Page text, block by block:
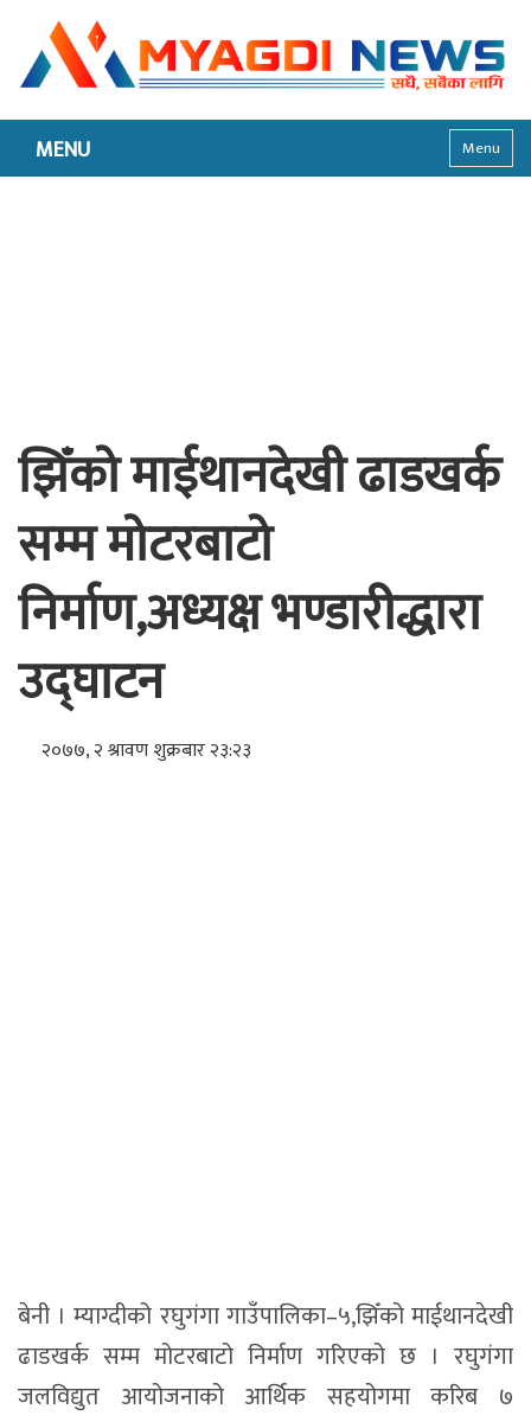
MENU Menu
झिँको माईथानदेखी ढाडखर्क
सम्म मोटरबाटो
निर्माण,अध्यक्ष भण्डारीद्धारा
उद्घाटन
२०७७, २ श्रावण शुक्रबार २३:२३
बेनी । म्याग्दीको रघुगंगा गाउँपालिका–५,झिँको माईथानदेखी
ढाडखर्क सम्म मोटरबाटो निर्माण गरिएको छ । रघुगंगा
जलविद्युत आयोजनाको आर्थिक सहयोगमा करिब ७